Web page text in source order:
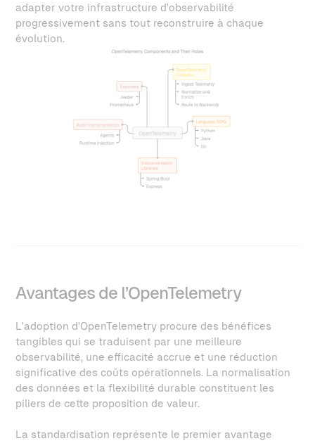
adapter votre infrastructure d'observabilité
progressivement sans tout reconstruire à chaque
évolution.
Avantages de l’OpenTelemetry
L'adoption d'OpenTelemetry procure des bénéfices
tangibles qui se traduisent par une meilleure
observabilité, une efficacité accrue et une réduction
significative des coûts opérationnels. La normalisation
des données et la flexibilité durable constituent les
piliers de cette proposition de valeur.
La standardisation représente le premier avantage